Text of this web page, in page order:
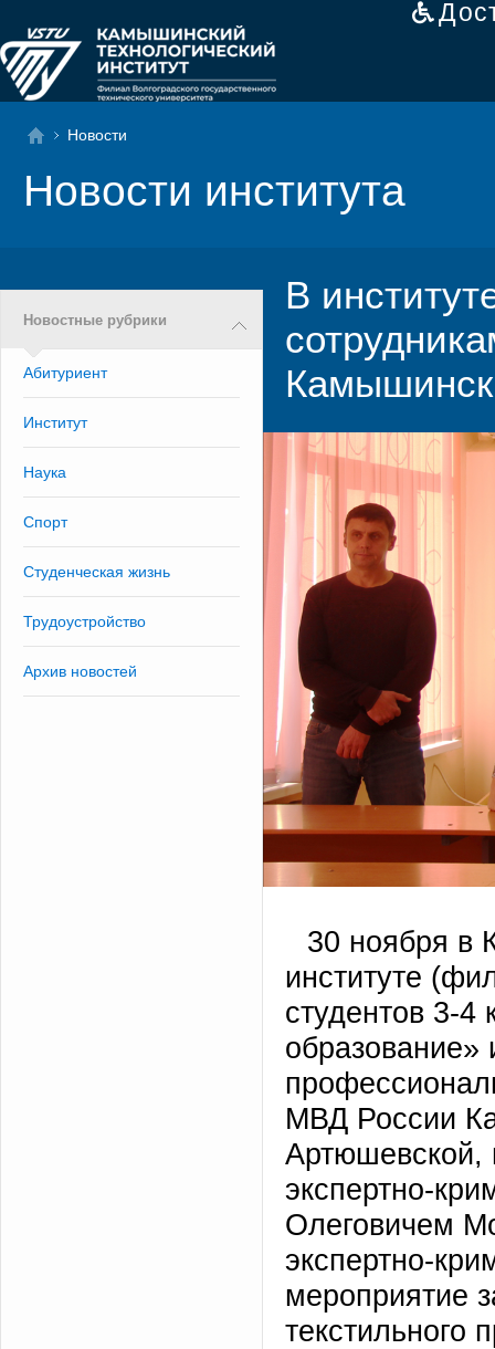
Новости
Новости института
Новостные рубрики
Абитуриент
Институт
Наука
Спорт
Студенческая жизнь
Трудоустройство
Архив новостей
В
30 ноября в
институте
студентов 3-4
образование»
МВД России
Артюшевской,
экспертно-
Олеговичем
экспертно-
мероприятие
текстильного